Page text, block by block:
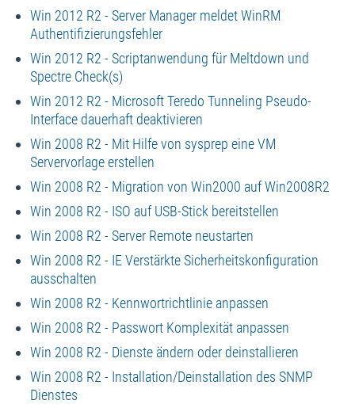
Win 2012 R2 - Server Manager meldet WinRM
Authentifizierungsfehler
Win 2012 R2 - Scriptanwendung für Meltdown und
Spectre Check(s)
Win 2012 R2 - Microsoft Teredo Tunneling Pseudo-
Interface dauerhaft deaktivieren
Win 2008 R2 - Mit Hilfe von sysprep eine VM
Servervorlage erstellen
Win 2008 R2 - Migration von Win2000 auf Win2008R2
Win 2008 R2 - ISO auf USB-Stick bereitstellen
Win 2008 R2 - Server Remote neustarten
Win 2008 R2 - IE Verstärkte Sicherheitskonfiguration
ausschalten
Win 2008 R2 - Kennwortrichtlinie anpassen
Win 2008 R2 - Passwort Komplexität anpassen
Win 2008 R2 - Dienste ändern oder deinstallieren
Win 2008 R2 - Installation/Deinstallation des SNMP
Dienstes